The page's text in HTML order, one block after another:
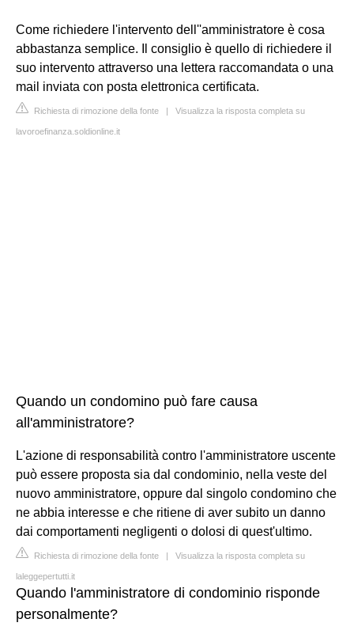
Come richiedere l'intervento dell''amministratore è cosa
abbastanza semplice. Il consiglio è quello di richiedere il
suo intervento attraverso una lettera raccomandata o una
mail inviata con posta elettronica certificata.
Richiesta di rimozione della fonte | Visualizza la risposta completa su
lavoroefinanza.soldionline.it
Quando un condomino può fare causa
all'amministratore?
L'azione di responsabilità contro l'amministratore uscente
può essere proposta sia dal condominio, nella veste del
nuovo amministratore, oppure dal singolo condomino che
ne abbia interesse e che ritiene di aver subito un danno
dai comportamenti negligenti o dolosi di quest'ultimo.
Richiesta di rimozione della fonte | Visualizza la risposta completa su
laleggepertutti.it
Quando l'amministratore di condominio risponde
personalmente?